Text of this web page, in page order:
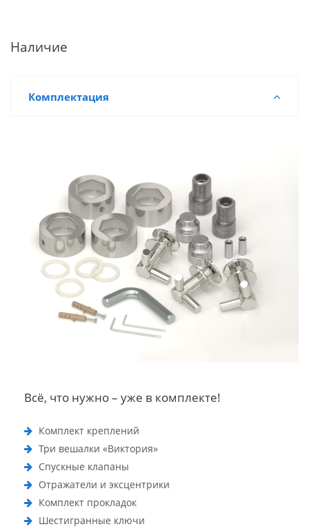
Наличие
Комплектация
Всё, что нужно – уже в комплекте!
Комплект креплений
Три вешалки «Виктория»
Спускные клапаны
Отражатели и эксцентрики
Комплект прокладок
Шестигранные ключи